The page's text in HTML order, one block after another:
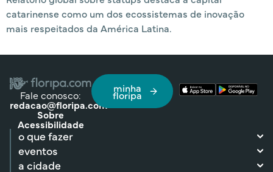
catarinense como um dos ecossistemas de inovação
mais respeitados da América Latina.
Fale conosco:
redacao@floripa.com
Sobre
Acessibilidade
minha
floripa
o que fazer
eventos
a cidade